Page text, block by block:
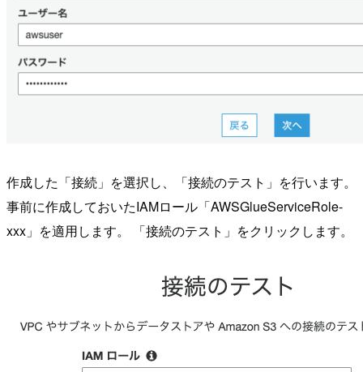
作成した「接続」を選択し、「接続のテスト」を行います。
事前に作成しておいたIAMロール「AWSGlueServiceRole-
xxx」を適用します。 「接続のテスト」をクリックします。